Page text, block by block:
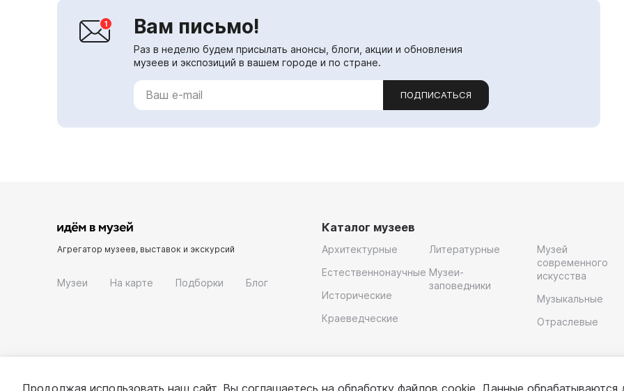
Вам письмо!
Раз в неделю будем присылать анонсы, блоги, акции и обновления
музеев и экспозиций в вашем городе и по стране.
ПОДПИСАТЬСЯ
Агрегатор музеев, выставок и экскурсий
Музеи На карте Подборки Блог
Каталог музеев
Архитектурные
Естественнонаучные
Исторические
Краеведческие
Литературные
Музеи-
заповедники
Музей
современного
искусства
Музыкальные
Отраслевые
Продолжая использовать наш сайт, Вы соглашаетесь на обработку файлов cookie . Данные